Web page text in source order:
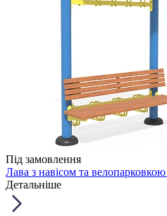
Під замовлення
Лава з навісом та
Детальніше